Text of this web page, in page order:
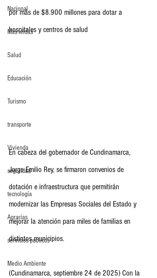
Nacional
Más leídas
Salud
Educación
Turismo
transporte
Vivienda
seguridad
tecnología
Agrarias
servicios publicos
Medio Ambiente
por más de $8.900 millones para dotar a
hospitales y centros de salud
En cabeza del gobernador de Cundinamarca,
Jorge Emilio Rey, se firmaron convenios de
dotación e infraestructura que permitirán
modernizar las Empresas Sociales del Estado y
mejorar la atención para miles de familias en
distintos municipios.
(Cundinamarca, septiembre 24 de 2025) Con la